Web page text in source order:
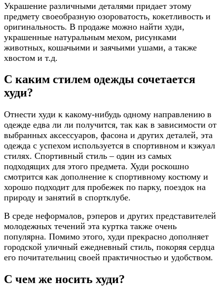
Украшение различными деталями придает этому
предмету своеобразную озороватость, кокетливость и
оригинальность. В продаже можно найти худи,
украшенные натуральным мехом, рисунками
животных, кошачьими и заячьими ушами, а также
хвостом и т.д.
С каким стилем одежды сочетается
худи?
Отнести худи к какому-нибудь одному направлению в
одежде едва ли ли получится, так как в зависимости от
выбранных аксессуаров, фасона и других деталей, эта
одежда с успехом используется в спортивном и кэжуал
стилях. Спортивный стиль – один из самых
подходящих для этого предмета. Худи роскошно
смотрится как дополнение к спортивному костюму и
хорошо подходит для пробежек по парку, поездок на
природу и занятий в спортклубе.
В среде неформалов, рэперов и других представителей
молодежных течений эта куртка также очень
популярна. Помимо этого, худи прекрасно дополняет
городской уличный ежедневный стиль, покоряя сердца
его почитательниц своей практичностью и удобством.
С чем же носить худи?